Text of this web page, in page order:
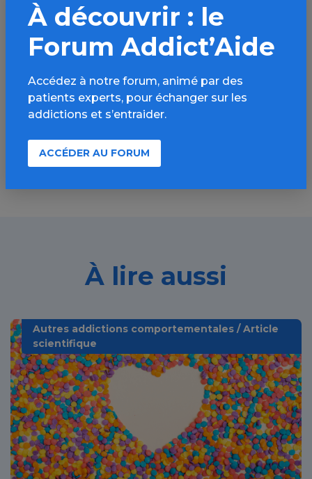
addictions
comportementales
bonnes pratiques, FAQ, annuaires,
ressources, actualités...
À lire aussi
Autres addictions comportementales / Article
scientifique
À découvrir : le
Forum Addict’Aide
Accédez à notre forum, animé par des
patients experts, pour échanger sur les
addictions et s’entraider.
ACCÉDER AU FORUM